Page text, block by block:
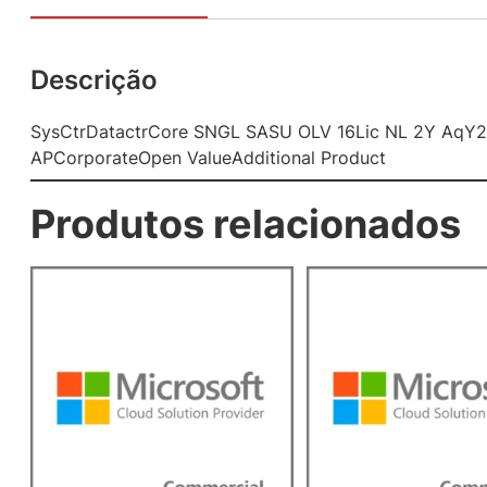
Descrição
SysCtrDatactrCore SNGL SASU OLV 16Lic NL 2Y
APCorporateOpen ValueAdditional Product
Produtos relacionados